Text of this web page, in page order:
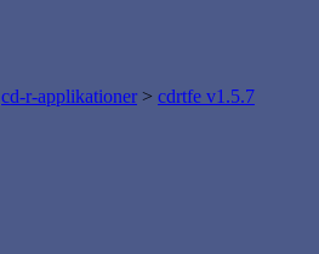
cd-r-applikationer > cdrtfe v1.5.7